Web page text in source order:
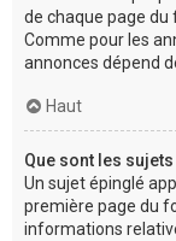
de chaque page du
Comme pour les
annonces dépend
Haut
Que sont les
Un sujet épinglé
première page du
informations